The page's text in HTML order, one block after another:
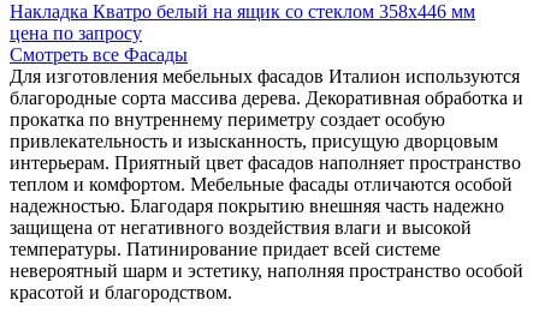
Накладка Кватро белый на ящик со стеклом 358х446 мм
цена по запросу
Смотреть все Фасады
Для изготовления мебельных фасадов Италион используются
благородные сорта массива дерева. Декоративная обработка и
прокатка по внутреннему периметру создает особую
привлекательность и изысканность, присущую дворцовым
интерьерам. Приятный цвет фасадов наполняет пространство
теплом и комфортом. Мебельные фасады отличаются особой
надежностью. Благодаря покрытию внешняя часть надежно
защищена от негативного воздействия влаги и высокой
температуры. Патинирование придает всей системе
невероятный шарм и эстетику, наполняя пространство особой
красотой и благородством.